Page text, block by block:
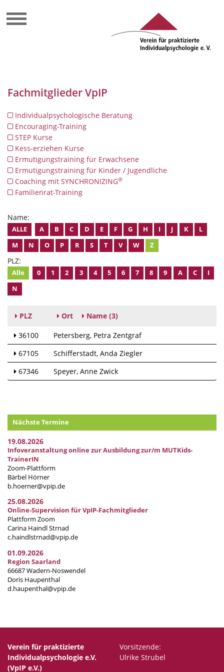
Fachmitglieder VpIP
Individualpsychologische Beratung
Encouraging-Training
STEP Kurse
Kess-erziehen Kurse
Ermutigungstraining für Erwachsene
Ermutigungstraining für Kinder / Jugendliche
Coaching mit SYNCHRONIZING®
Familienrat-Training
Name:
ALLE A B C D E F G H I J K
L
M
N O P R S T V W Z
PLZ:
Alle 0 1 2 3 4 5 6 7 8 9 A C
I
N
PLZ Ort Name (3)
36100 Petersberg Petra Zentgraf
67105
Schifferstadt Anda Ziegler
67346
Speyer Anne Zwick
Nächste Termine
19.08.2026
Infoveranstaltung online zur Ausbildung zur/m MUTKids-
TrainerIN
Zoom-Plattform
Bärbel Hörner
b.hoerner@vpip.de
25.08.2026
Online-Supervision für VpIP-Fachmitglieder
Plattform Zoom
Carina Haindl Strnad
c.haindlstrnad@vpip.de
01.09.2026
Region Saarland
66687 Wadern-Noswendel
Doris Haupenthal
d.haupenthal@vpip.de
Verein für praktizierte
Individualpsychologie e.V.
(VpIP e.V.)
Vorsitzende:
Ulrike Strubel